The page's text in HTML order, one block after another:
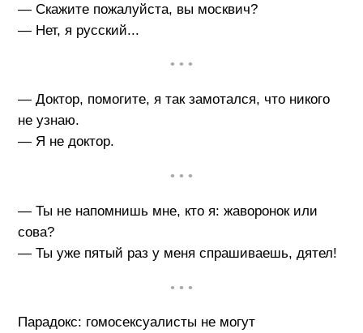
— Скажите пожалуйста, вы москвич?
— Нет, я русский...
• • •
— Доктор, помогите, я так замотался, что никого
не узнаю.
— Я не доктор.
• • •
— Ты не напомнишь мне, кто я: жаворонок или
сова?
— Ты уже пятый раз у меня спрашиваешь, дятел!
• • •
Парадокс: гомосексуалисты не могут